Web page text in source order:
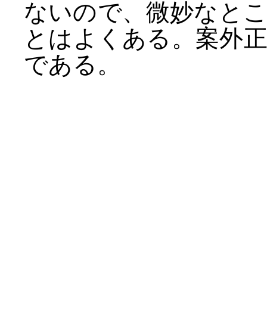
ないので、微妙なと
とはよくある。案外
である。